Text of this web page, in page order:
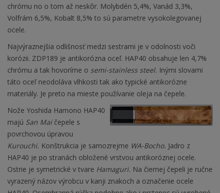
chrómu no o tom až neskôr. Molybdén 5,4%, Vanád 3,3%,
Volfrám 6,5%, Kobalt 8,5% to sú parametre vysokolegovanej
ocele.
Najvýraznejšia odlišnosť medzi sestrami je v odolnosti voči
korózii. ZDP189 je antikorózna oceľ. HAP40 obsahuje len 4,7%
chrómu a tak hovoríme o semi-stainless steel. Inými slovami
táto oceľ neodoláva vlhkosti tak ako typické antikorózne
materiály. Je preto na mieste používanie oleja na čepele.
Nože Yoshida Hamono HAP40
majú San Mai čepele s
povrchovou úpravou
Kurouchi. Konštrukcia je samozrejme WA-Bocho. Jadro z
HAP40 je po stranách obložené vrstvou antikoróznej ocele.
Ostrie je symetrické v tvare Hamaguri. Na čiernej čepeli je ručne
vyrazený názov výrobcu v kanji znakoch a označenie ocele